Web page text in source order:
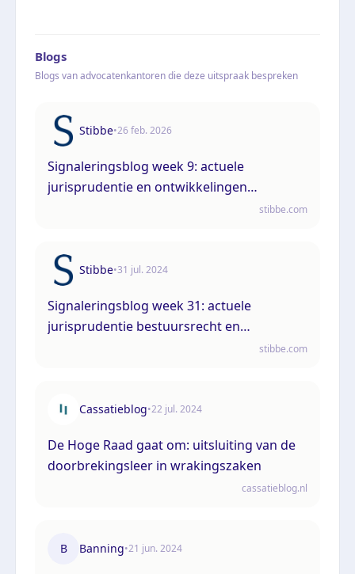
Blogs
Blogs van advocatenkantoren die deze uitspraak bespreken
Stibbe•26 feb. 2026
Signaleringsblog week 9: actuele
jurisprudentie en ontwikkelingen
stibbe.com
Stibbe•31 jul. 2024
Signaleringsblog week 31: actuele
jurisprudentie bestuursrecht en
stibbe.com
Cassatieblog•22 jul. 2024
De Hoge Raad gaat om: uitsluiting van de
doorbrekingsleer in wrakingszaken
cassatieblog.nl
B Banning•21 jun. 2024